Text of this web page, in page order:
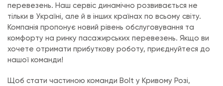
перевезень. Наш сервіс динамічно розвивається не
тільки в Україні, але й в інших країнах по всьому світу.
Компанія пропонує новий рівень обслуговування та
комфорту на ринку пасажирських перевезень. Якщо ви
хочете отримати прибуткову роботу, приєднуйтеся до
нашої команди!
Щоб стати частиною команди Bolt у Кривому Розі,